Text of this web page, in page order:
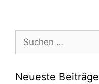
Neueste Beiträge